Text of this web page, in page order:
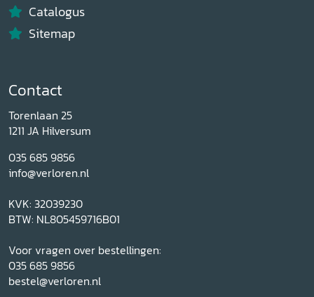
Catalogus
Sitemap
Contact
Torenlaan 25
1211 JA Hilversum
035 685 9856
info@verloren.nl
KVK: 32039230
BTW: NL805459716B01
Voor vragen over bestellingen:
035 685 9856
bestel@verloren.nl